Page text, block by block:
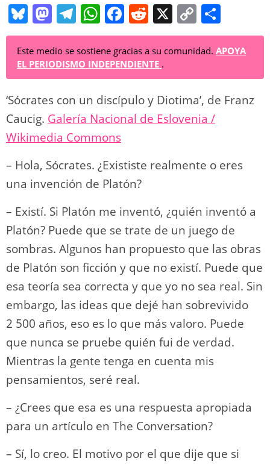
Bl
u
e
sk
M
a
st
o
o
n
T
el
e
gr
m
W
h
at
s
A
p
p
F
a
c
e
b
o
o
R
e
d
di
X C
o
p
Li
n
k
o
m
ar
tir
Este medio se sostiene gracias a su comunidad. APOYA
EL PERIODISMO INDEPENDIENTE .
‘Sócrates con un discípulo y Diotima’, de Franz
Caucig. Galería Nacional de Eslovenia /
Wikimedia Commons
– Hola, Sócrates. ¿Exististe realmente o eres
una invención de Platón?
– Existí. Si Platón me inventó, ¿quién inventó a
Platón? Puede que se trate de un juego de
sombras. Algunos han propuesto que las obras
de Platón son ficción y que no existí. Puede que
esa teoría sea correcta y que yo no sea real. Sin
embargo, las ideas que dejé han sobrevivido
2 500 años, eso es lo que más valoro. Puede
que nunca se pruebe quién fui de verdad.
Mientras la gente tenga en cuenta mis
pensamientos, seré real.
– ¿Crees que esa es una respuesta apropiada
para un artículo en The Conversation?
– Sí, lo creo. El motivo por el que dije que si